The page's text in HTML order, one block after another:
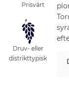
Prisvärt
Druv- eller
distrikttypisk